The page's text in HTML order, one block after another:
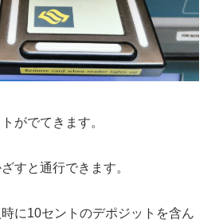
がでてきます。
すと通行できます。
に10セントのデポジット を含ん